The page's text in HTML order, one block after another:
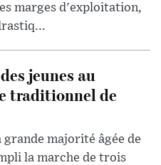
marges d'exploitation,
jeunes au
traditionnel de
majorité âgée de
la marche de trois